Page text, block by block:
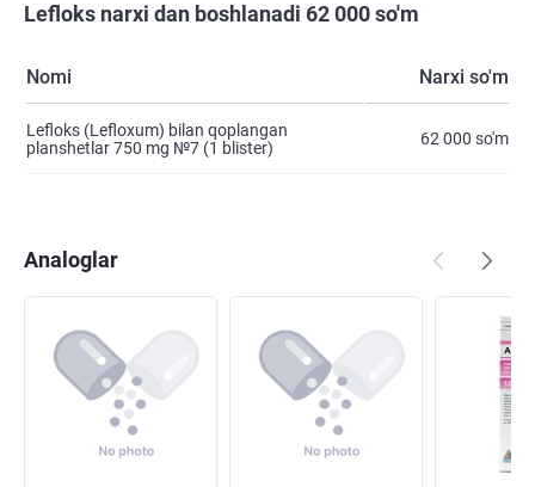
Lefloks narxi dan boshlanadi 62 000 so'm
Nomi Narxi so'm
Lefloks (Lefloxum) bilan qoplangan
planshetlar 750 mg №7 (1 blister)
62 000 so'm
Analoglar